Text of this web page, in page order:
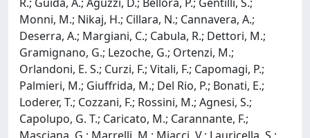
Monni, M.; Nikaj, H.; Cillara, N.; Cannavera, A.;
Deserra, A.; Margiani, C.; Cabula, R.; Dettori, M.;
Gramignano, G.; Lezoche, G.; Ortenzi, M.;
Orlandoni, E. S.; Curzi, F.; Vitali, F.; Capomagi, P.;
Palmieri, M.; Giuffrida, M.; Del Rio, P.; Bonati, E.;
Loderer, T.; Cozzani, F.; Rossini, M.; Agnesi, S.;
Capolupo, G. T.; Caricato, M.; Carannante, F.;